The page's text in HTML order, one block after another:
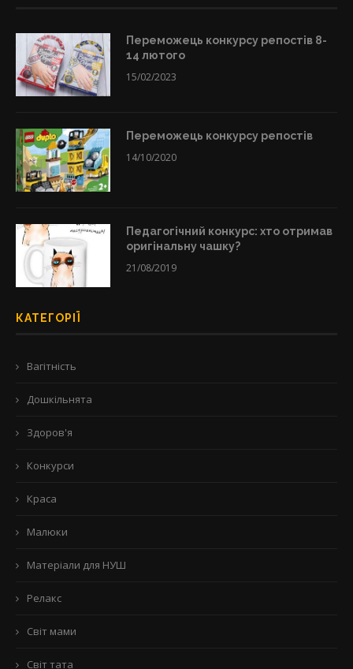
Переможець конкурсу репостів 8-
14 лютого
15/02/2023
Переможець конкурсу репостів
14/10/2020
Педагогічний конкурс: хто отримав
оригінальну чашку?
21/08/2019
КАТЕГОРІЇ
Вагітність
Дошкільнята
Здоров'я
Конкурси
Краса
Малюки
Матеріали для НУШ
Релакс
Світ мами
Світ тата